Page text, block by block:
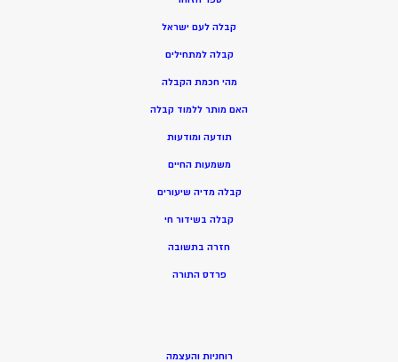
קבלה לעם ישראל
קבלה למתחילים
מהי חכמת הקבלה
האם מותר ללמוד קבלה
תודעה ומודעות
משמעות החיים
קבלה מדיה שיעורים
קבלה בשידור חי
חזרה בתשובה
פרדס התורה
רוחניות והעצמה